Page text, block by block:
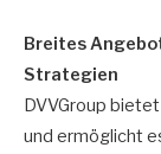
Breites
Strategien
DVVGroup
und ermöglicht